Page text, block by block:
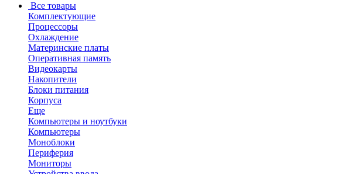
Все товары
Комплектующие
Процессоры
Охлаждение
Материнские платы
Оперативная память
Видеокарты
Накопители
Блоки питания
Корпуса
Еще
Компьютеры и ноутбуки
Компьютеры
Моноблоки
Периферия
Мониторы